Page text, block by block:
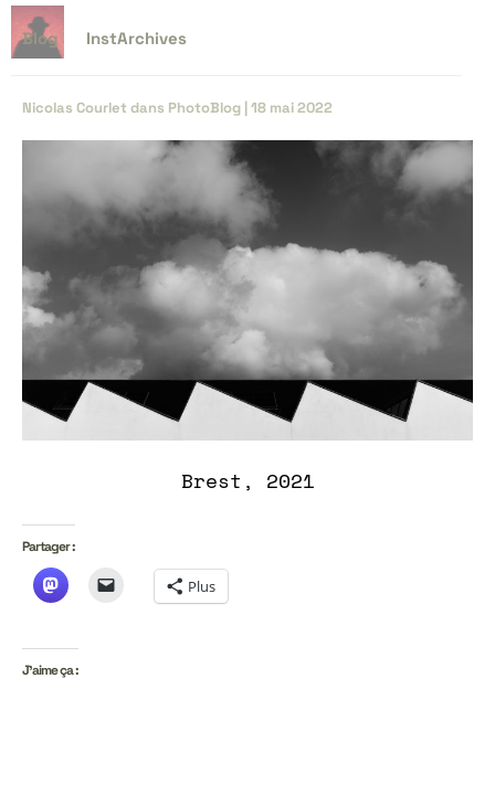
Blog InstArchives
Nicolas Courletdans PhotoBlog | 18 mai 2022
Brest, 2021
Partager :
Plus
J’aime ça :